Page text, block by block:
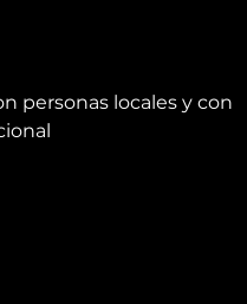
personas locales y con